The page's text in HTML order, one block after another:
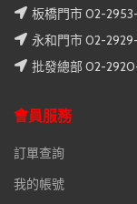
板橋門市 02-
永和門市 02-
批發總部 02-
會員服務
訂單查詢
我的帳號